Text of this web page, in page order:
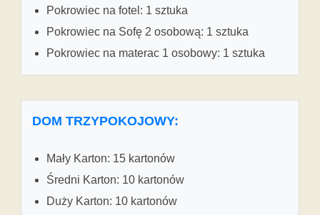
Pokrowiec na fotel: 1 sztuka
Pokrowiec na Sofę 2 osobową: 1 sztuka
Pokrowiec na materac 1 osobowy: 1 sztuka
DOM TRZYPOKOJOWY:
Mały Karton: 15 kartonów
Średni Karton: 10 kartonów
Duży Karton: 10 kartonów